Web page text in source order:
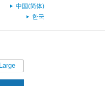
中国(简体)
한국
Large